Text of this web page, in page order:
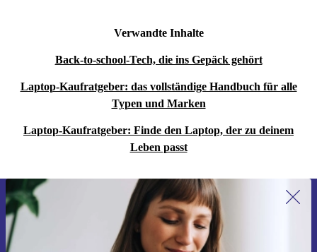
Verwandte Inhalte
Back-to-school-Tech, die ins Gepäck gehört
Laptop-Kaufratgeber: das vollständige Handbuch für alle
Typen und Marken
Laptop-Kaufratgeber: Finde den Laptop, der zu deinem
Leben passt
Erstmals zum Newsletter anmelden,
15 € sparen!
Verpasse kein Angebot mehr.